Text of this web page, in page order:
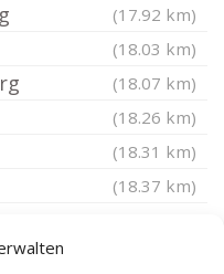
(17.92 km)
(18.03 km)
(18.07 km)
(18.26 km)
(18.31 km)
(18.37 km)